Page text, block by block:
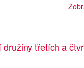
třetích a